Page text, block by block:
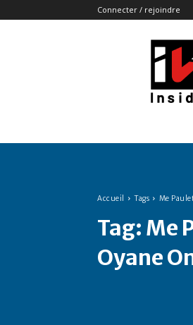
Connecter / rejoindre
Accueil Tags Me
Tag: Me
Oyane